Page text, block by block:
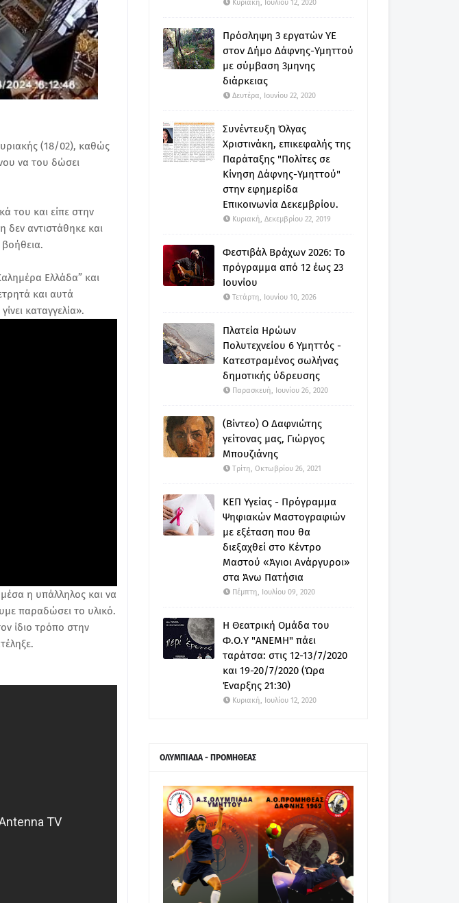
(18/02), καθώς
να του δώσει
του και είπε στην
δεν αντιστάθηκε και
Ελλάδα” και
και αυτά
καταγγελία».
η υπάλληλος και να
παραδώσει το υλικό.
ίδιο τρόπο στην
Κυριακή, Ιουλίου 12, 2020
Πρόσληψη 3 εργατών ΥΕ
στον Δήμο Δάφνης-Υμηττού
με σύμβαση 3μηνης
διάρκειας
Δευτέρα, Ιουνίου 22, 2020
Συνέντευξη Όλγας
Χριστινάκη, επικεφαλής της
Παράταξης "Πολίτες σε
Κίνηση Δάφνης-Υμηττού"
στην εφημερίδα
Επικοινωνία Δεκεμβρίου.
Κυριακή, Δεκεμβρίου 22, 2019
Φεστιβάλ Βράχων 2026: Το
πρόγραμμα από 12 έως 23
Ιουνίου
Τετάρτη, Ιουνίου 10, 2026
Πλατεία Ηρώων
Πολυτεχνείου 6 Υμηττός -
Κατεστραμένος σωλήνας
δημοτικής ύδρευσης
Παρασκευή, Ιουνίου 26, 2020
(Βίντεο) Ο Δαφνιώτης
γείτονας μας, Γιώργος
Μπουζιάνης
Τρίτη, Οκτωβρίου 26, 2021
ΚΕΠ Υγείας - Πρόγραμμα
Ψηφιακών Μαστογραφιών
με εξέταση που θα
διεξαχθεί στο Κέντρο
Μαστού «Άγιοι Ανάργυροι»
στα Άνω Πατήσια
Πέμπτη, Ιουλίου 09, 2020
Η Θεατρική Ομάδα του
Φ.Ο.Υ "ΑΝΕΜΗ" πάει
ταράτσα: στις 12-13/7/2020
και 19-20/7/2020 (Ώρα
Έναρξης 21:30)
Κυριακή, Ιουλίου 12, 2020
ΟΛΥΜΠΙΑΔΑ - ΠΡΟΜΗΘΕΑΣ